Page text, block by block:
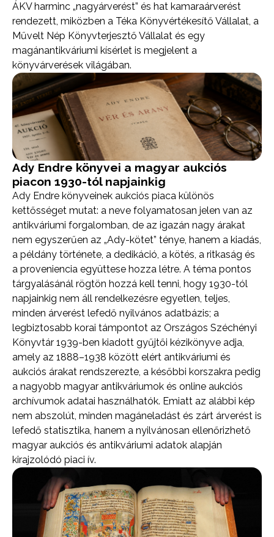
ÁKV harminc „nagyárverést” és hat kamaraárverést
rendezett, miközben a Téka Könyvértékesítő Vállalat, a
Művelt Nép Könyvterjesztő Vállalat és egy
magánantikváriumi kísérlet is megjelent a
könyvárverések világában.
Ady Endre könyvei a magyar aukciós
piacon 1930-tól napjainkig
Ady Endre könyveinek aukciós piaca különös
kettősséget mutat: a neve folyamatosan jelen van az
antikváriumi forgalomban, de az igazán nagy árakat
nem egyszerűen az „Ady-kötet” ténye, hanem a kiadás,
a példány története, a dedikáció, a kötés, a ritkaság és
a proveniencia együttese hozza létre. A téma pontos
tárgyalásánál rögtön hozzá kell tenni, hogy 1930-tól
napjainkig nem áll rendelkezésre egyetlen, teljes,
minden árverést lefedő nyilvános adatbázis; a
legbiztosabb korai támpontot az Országos Széchényi
Könyvtár 1939-ben kiadott gyűjtői kézikönyve adja,
amely az 1888–1938 között elért antikváriumi és
aukciós árakat rendszerezte, a későbbi korszakra pedig
a nagyobb magyar antikváriumok és online aukciós
archívumok adatai használhatók. Emiatt az alábbi kép
nem abszolút, minden magáneladást és zárt árverést is
lefedő statisztika, hanem a nyilvánosan ellenőrizhető
magyar aukciós és antikváriumi adatok alapján
kirajzolódó piaci ív.